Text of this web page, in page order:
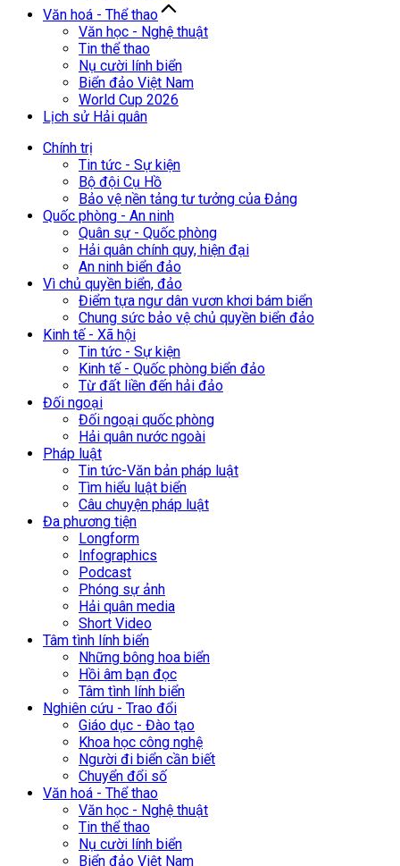
Văn hoá - Thể thao
Văn học - Nghệ thuật
Tin thể thao
Nụ cười lính biển
Biển đảo Việt Nam
World Cup 2026
Lịch sử Hải quân
Chính trị
Tin tức - Sự kiện
Bộ đội Cụ Hồ
Bảo vệ nền tảng tư tưởng của Đảng
Quốc phòng - An ninh
Quân sự - Quốc phòng
Hải quân chính quy, hiện đại
An ninh biển đảo
Vì chủ quyền biển, đảo
Điểm tựa ngư dân vươn khơi bám biển
Chung sức bảo vệ chủ quyền biển đảo
Kinh tế - Xã hội
Tin tức - Sự kiện
Kinh tế - Quốc phòng biển đảo
Từ đất liền đến hải đảo
Đối ngoại
Đối ngoại quốc phòng
Hải quân nước ngoài
Pháp luật
Tin tức-Văn bản pháp luật
Tìm hiểu luật biển
Câu chuyện pháp luật
Đa phương tiện
Longform
Infographics
Podcast
Phóng sự ảnh
Hải quân media
Short Video
Tâm tình lính biển
Những bông hoa biển
Hồi âm bạn đọc
Tâm tình lính biển
Nghiên cứu - Trao đổi
Giáo dục - Đào tạo
Khoa học công nghệ
Người đi biển cần biết
Chuyển đổi số
Văn hoá - Thể thao
Văn học - Nghệ thuật
Tin thể thao
Nụ cười lính biển
Biển đảo Việt Nam